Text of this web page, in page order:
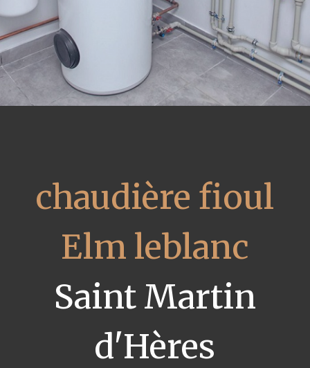
chaudière fioul
Elm leblanc
Saint Martin
d'Hères